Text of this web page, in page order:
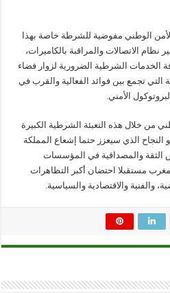
الوطني مفوضية للشرطة خاصة بهذا
الاتصالات والمراقبة بالكاميرات،
الخدمات الشرطية الضرورية لزوار فضاء
تجمع بين فوائد الفعالية والقرب في
الأمني.
من خلال هذه التعبئة الشرطية الكبيرة
النجاح الذي سيعزز حتما إشعاع المملكة
الثقة والمصداقية في المؤسسات
مستقبلا احتضان أكبر التظاهرات
والفنية والاقتصادية والسياسية.